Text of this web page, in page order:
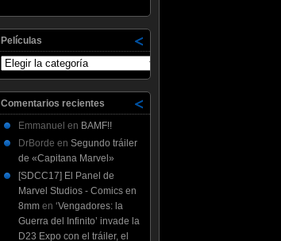
Películas
Películas
Comentarios recientes
Emmanuel en BAMF!!
DrBorde en Segundo tráiler
de «Capitana Marvel»
[SDCC17] El Panel de
Marvel Studios - Comics en
8mmen ‘Vengadores: la
Guerra del Infinito’ invade la
D23 Expo con el tráiler, el